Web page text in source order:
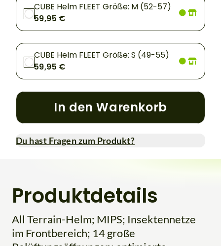
CUBE Helm FLEET Größe: M (52-57)
59,95 €
CUBE Helm FLEET Größe: S (49-55)
59,95 €
In den Warenkorb
Du hast Fragen zum Produkt?
Produktdetails
All Terrain-Helm; MIPS; Insektennetze
im Frontbereich; 14 große